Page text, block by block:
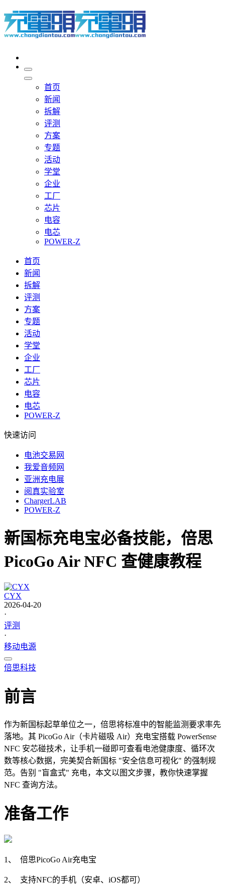
首页
新闻
拆解
评测
方案
专题
活动
学堂
企业
工厂
芯片
电容
电芯
POWER-Z
首页
新闻
拆解
评测
方案
专题
活动
学堂
企业
工厂
芯片
电容
电芯
POWER-Z
快速访问
电池交易网
我爱音频网
亚洲充电展
阅真实验室
ChargerLAB
POWER-Z
新国标充电宝必备技能，倍思
PicoGo Air NFC 查健康教程
CYX
2026-04-20
·
评测
·
移动电源
倍思科技
前言
作为新国标起草单位之一，倍思将标准中的智能监测要求率先
落地。其 PicoGo Air（卡片磁吸 Air）充电宝搭载 PowerSense
NFC 安芯碰技术，让手机一碰即可查看电池健康度、循环次
数等核心数据，完美契合新国标 "安全信息可视化" 的强制规
范。告别 "盲盒式" 充电，本文以图文步骤，教你快速掌握
NFC 查询方法。
准备工作
1、 倍思PicoGo Air充电宝
2、 支持NFC的手机（安卓、iOS都可）